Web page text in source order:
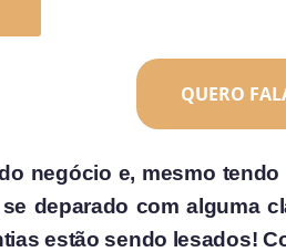
QUERO
negócio e, mesmo
deparado com alguma
estão sendo lesados!